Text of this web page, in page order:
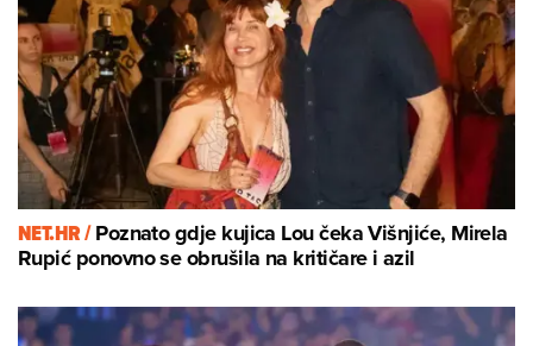
NET.HR /Poznato gdje kujica Lou čeka Višnjiće, Mirela
Rupić ponovno se obrušila na kritičare i azil